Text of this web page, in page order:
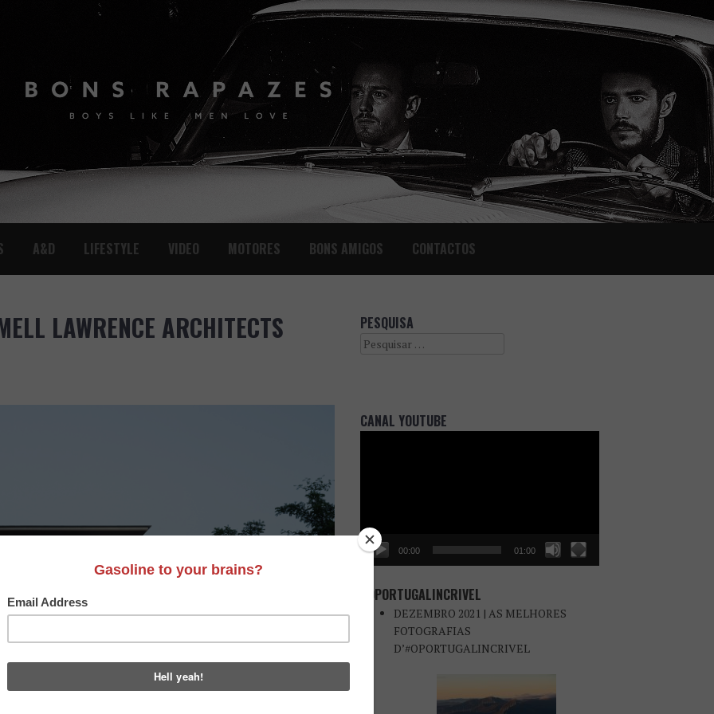
A&D LIFESTYLE VIDEO MOTORES BONS AMIGOS CONTACTOS
LAWRENCE ARCHITECTS PESQUISA
Search
CANAL YOUTUBE
00:00 01:00
#OPORTUGALINCRIVEL
DEZEMBRO 2021 | AS MELHORES
FOTOGRAFIAS
D’#OPORTUGALINCRIVEL